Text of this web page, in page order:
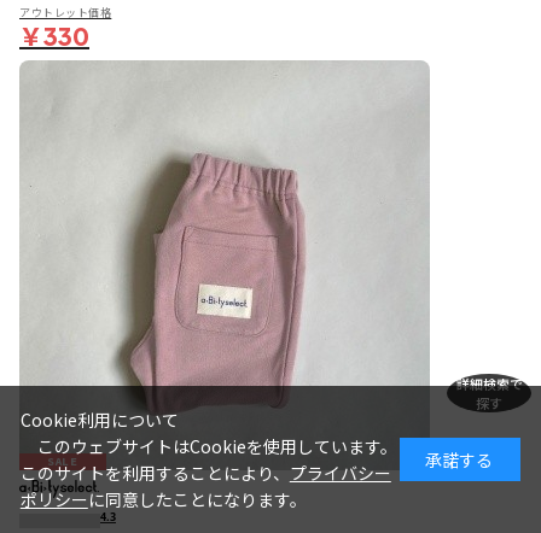
アウトレット価格
￥330
SALE
4.3
詳細検索で
探す
Cookie利用について
このウェブサイトはCookieを使用しています。
このサイトを利用することにより、 プライバシー
ポリシーに同意したことになります。
承諾する